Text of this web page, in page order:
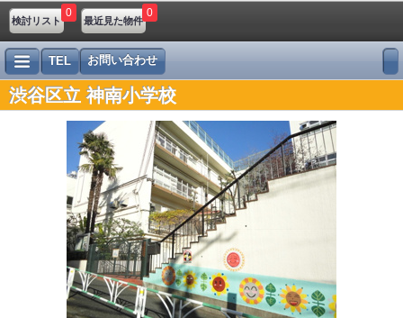
検討リスト
0
最近見た物件
0
TEL お問い合わせ
渋谷区立 神南小学校